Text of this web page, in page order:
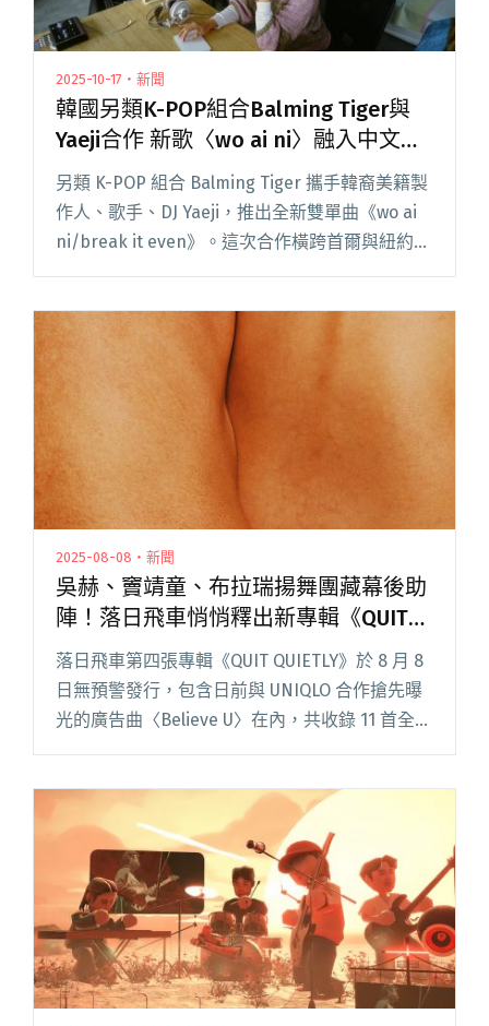
2025-10-17・新聞
韓國另類K-POP組合Balming Tiger與
Yaeji合作 新歌〈wo ai ni〉融入中文歌
詞唱「我愛你」
另類 K-POP 組合 Balming Tiger 攜手韓裔美籍製
作人、歌手、DJ Yaeji，推出全新雙單曲《wo ai
ni/break it even》。這次合作橫跨首爾與紐約，
歷時一年完成，不只是音樂創作更是一場關於愛
Balming Tiger與Yaeji合作 新歌〈wo ai ni〉融入
中文歌詞唱「我愛你」"
2025-08-08・新聞
吳赫、竇靖童、布拉瑞揚舞團藏幕後助
陣！落日飛車悄悄釋出新專輯《QUIT
QUIETLY》
落日飛車第四張專輯《QUIT QUIETLY》於 8 月 8
日無預警發行，包含日前與 UNIQLO 合作搶先曝
光的廣告曲〈Believe U〉在內，共收錄 11 首全新
創作。細究新專輯名稱，不僅延續前作
童、布拉瑞揚舞團藏幕後助陣！落日飛車悄悄釋
出新專輯《QUIT QUIETLY》"